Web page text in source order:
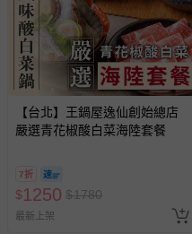
【台北】王鍋屋逸仙創始總店
嚴選青花椒酸白菜海陸套餐
7折
$1250 $1780
最新上架